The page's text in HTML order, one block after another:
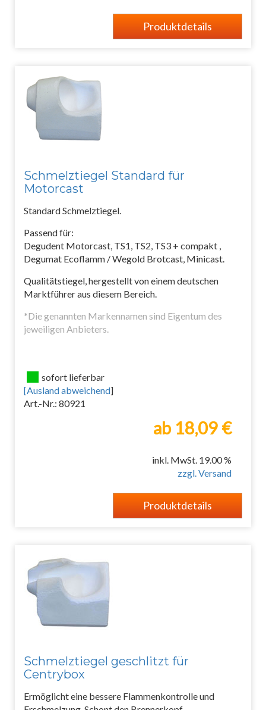
Produktdetails
Schmelztiegel Standard für
Motorcast
Standard Schmelztiegel.
Passend für:
Degudent Motorcast, TS1, TS2, TS3 + compakt ,
Degumat Ecoflamm / Wegold Brotcast, Minicast.
Qualitätstiegel, hergestellt von einem deutschen
Marktführer aus diesem Bereich.
*Die genannten Markennamen sind Eigentum des
jeweiligen Anbieters.
sofort lieferbar
[Ausland abweichend]
Art.-Nr.: 80921
ab 18,09 €
inkl. MwSt. 19.00 %
zzgl. Versand
Produktdetails
Schmelztiegel geschlitzt für
Centrybox
Ermöglicht eine bessere Flammenkontrolle und